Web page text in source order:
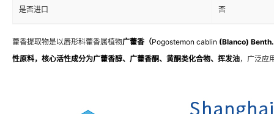
是否进口 否
藿香提取物是以唇形科藿香属植物广藿香（Pogostemon cablin (Blanco)
性原料，核心活性成分为广藿香醇、广藿香酮、黄酮类化合物、挥发油，广泛应